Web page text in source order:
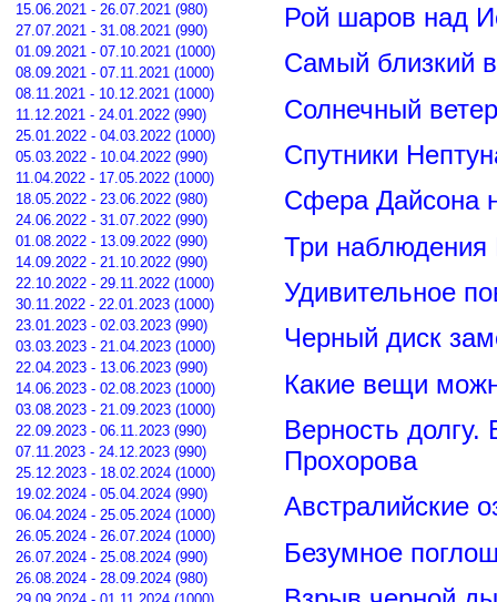
15.06.2021 - 26.07.2021 (980)
27.07.2021 - 31.08.2021 (990)
01.09.2021 - 07.10.2021 (1000)
08.09.2021 - 07.11.2021 (1000)
08.11.2021 - 10.12.2021 (1000)
11.12.2021 - 24.01.2022 (990)
25.01.2022 - 04.03.2022 (1000)
05.03.2022 - 10.04.2022 (990)
11.04.2022 - 17.05.2022 (1000)
18.05.2022 - 23.06.2022 (980)
24.06.2022 - 31.07.2022 (990)
01.08.2022 - 13.09.2022 (990)
14.09.2022 - 21.10.2022 (990)
22.10.2022 - 29.11.2022 (1000)
30.11.2022 - 22.01.2023 (1000)
23.01.2023 - 02.03.2023 (990)
03.03.2023 - 21.04.2023 (1000)
22.04.2023 - 13.06.2023 (990)
14.06.2023 - 02.08.2023 (1000)
03.08.2023 - 21.09.2023 (1000)
22.09.2023 - 06.11.2023 (990)
07.11.2023 - 24.12.2023 (990)
25.12.2023 - 18.02.2024 (1000)
19.02.2024 - 05.04.2024 (990)
06.04.2024 - 25.05.2024 (1000)
26.05.2024 - 26.07.2024 (1000)
26.07.2024 - 25.08.2024 (990)
26.08.2024 - 28.09.2024 (980)
Рой шаров над
Самый близкий
Солнечный
Спутники
Сфера Дайсона
Три
Удивительное
Черный диск
Какие вещи
Верность
Прохорова
Австралийские
Безумное